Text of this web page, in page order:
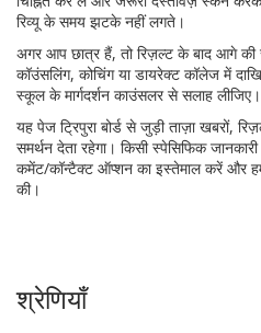
रिव्यू के समय झटके नहीं लगते।
अगर आप छात्र हैं, तो रिज़ल्ट के बाद आगे की
कॉउंसलिंग, कोचिंग या डायरेक्ट कॉलेज में
स्कूल के मार्गदर्शन काउंसलर से सलाह लीजिए।
यह पेज ट्रिपुरा बोर्ड से जुड़ी ताज़ा खबरों,
समर्थन देता रहेगा। किसी स्पेसिफिक
कमेंट/कॉन्टैक्ट ऑप्शन का इस्तेमाल करें और
की।
श्रेणियाँ